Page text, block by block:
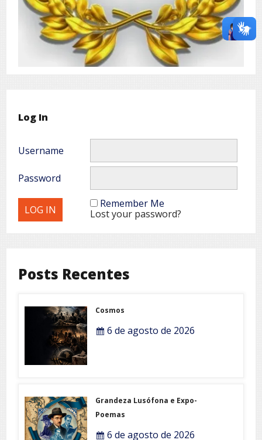
Log In
Username
Password
Remember Me
Lost your password?
Posts Recentes
Cosmos
6 de agosto de 2026
Grandeza Lusófona e Expo-
Poemas
6 de agosto de 2026